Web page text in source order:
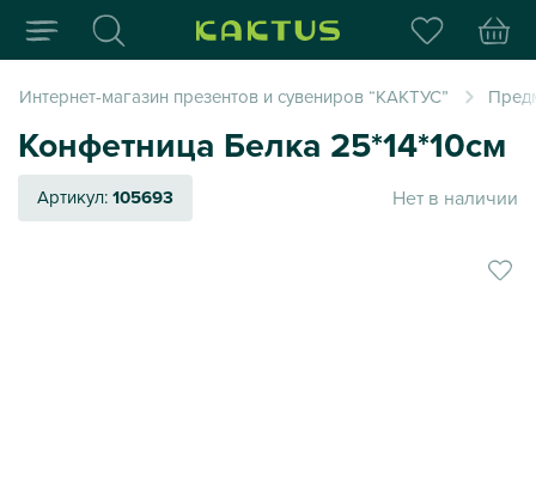
Интернет-магазин
Интернет-магазин презентов и сувениров “КАКТУС”
Конфетница Белка 25*14*10см
Артикул:105693 Нет в наличии